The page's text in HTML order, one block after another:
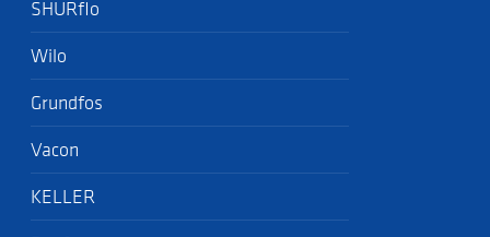
SHURflo
Wilo
Grundfos
Vacon
KELLER